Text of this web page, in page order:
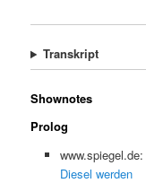
Transkript
Shownotes
Prolog
www.spiegel.de:
Diesel werden